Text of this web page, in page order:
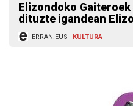
Elizondoko
dituzte igandean
ERRAN.EUS KULTURA